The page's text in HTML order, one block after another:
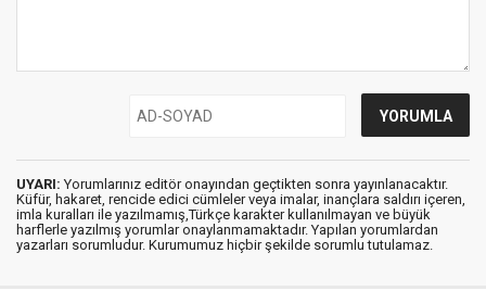
UYARI: Yorumlarınız editör onayından geçtikten sonra yayınlanacaktır.
Küfür, hakaret, rencide edici cümleler veya imalar, inançlara saldırı içeren,
imla kuralları ile yazılmamış,Türkçe karakter kullanılmayan ve büyük
harflerle yazılmış yorumlar onaylanmamaktadır. Yapılan yorumlardan
yazarları sorumludur. Kurumumuz hiçbir şekilde sorumlu tutulamaz.